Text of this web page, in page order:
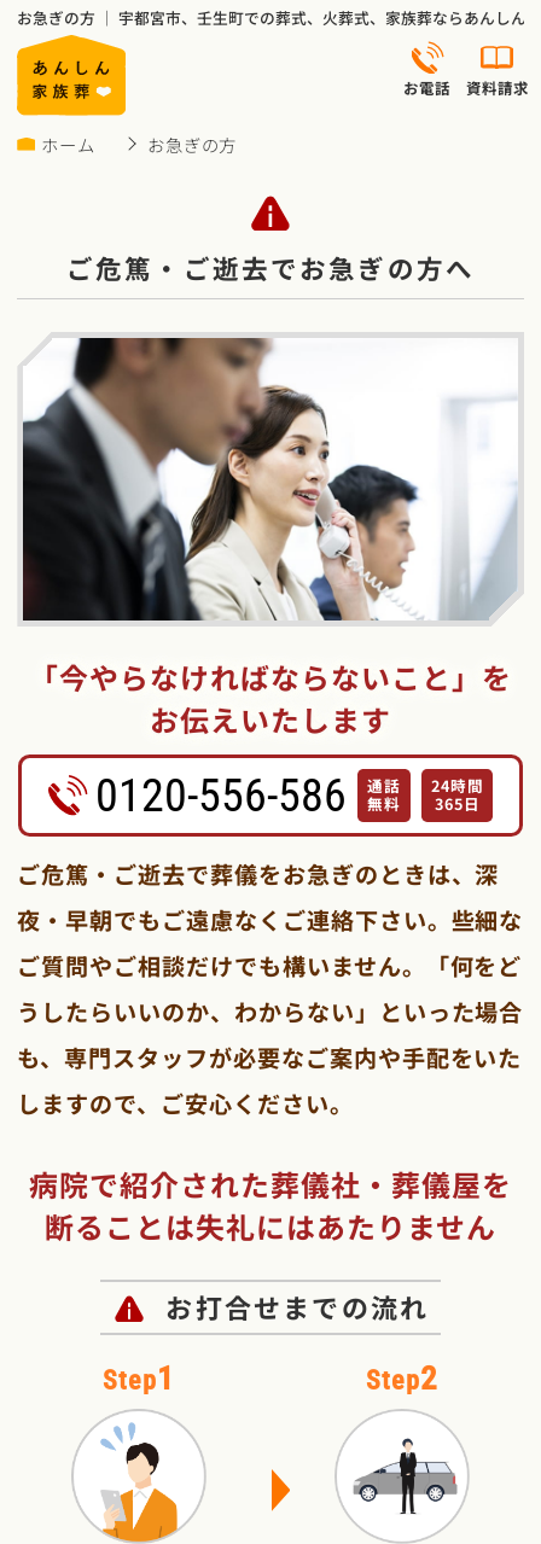
お急ぎの方 ｜ 宇都宮市、壬生町での葬式、火葬式、家族葬ならあんしん
お電話 資料請求
ホーム お急ぎの方
ご危篤・ご逝去でお急ぎの方へ
「今やらなければならないこと」を
お伝えいたします
0120-556-586 通話
無料
24時間
365日
ご危篤・ご逝去で葬儀をお急ぎのときは、深
夜・早朝でもご遠慮なくご連絡下さい。些細な
ご質問やご相談だけでも構いません。「何をど
うしたらいいのか、わからない」といった場合
も、専門スタッフが必要なご案内や手配をいた
しますので、ご安心ください。
病院で紹介された葬儀社・葬儀屋を
断ることは失礼にはあたりません
お打合せまでの流れ
Step1 Step2